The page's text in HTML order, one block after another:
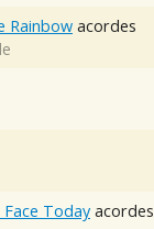
Rainbow acordes
Today acordes